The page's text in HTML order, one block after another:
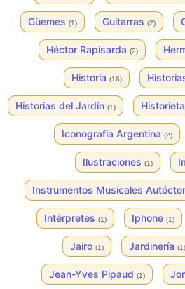
Güemes (1) Guitarras (2)
Héctor Rapisarda (2)
Historia (16)
Historias del Jardín (1) Historieta
Iconografía Argentina (2)
Ilustraciones (1)
Instrumentos Musicales
Intérpretes (1) Iphone (1)
Jairo (1) Jardinería (1)
Jean-Yves Pipaud (1)